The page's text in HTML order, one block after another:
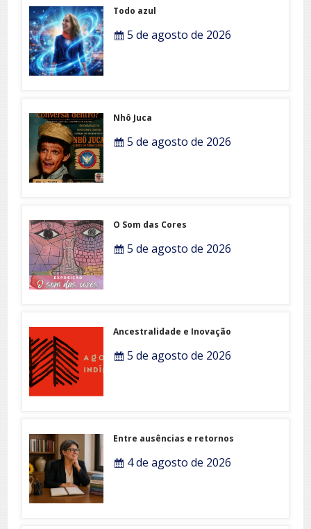
Todo azul
5 de agosto de 2026
Nhô Juca
5 de agosto de 2026
O Som das Cores
5 de agosto de 2026
Ancestralidade e Inovação
5 de agosto de 2026
Entre ausências e retornos
4 de agosto de 2026